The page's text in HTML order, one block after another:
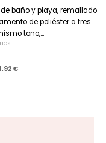
baño y playa, remallado
de poliéster a tres
tono,...
1,92 €